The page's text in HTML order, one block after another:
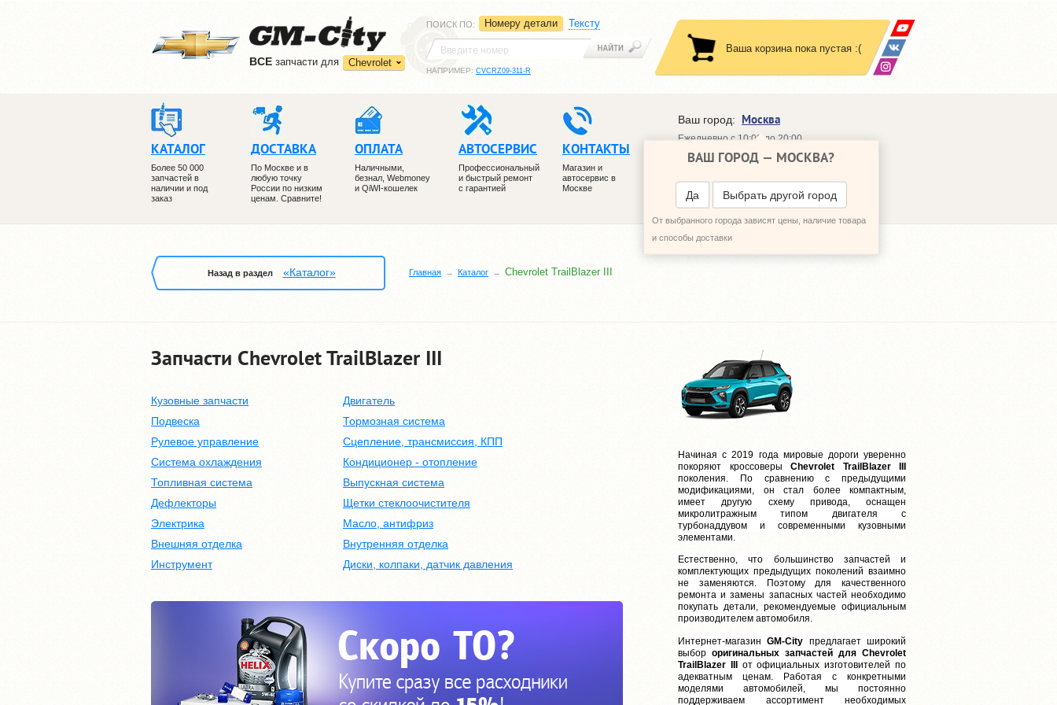
ВCE запчасти для Chevrolet
ПОИСК ПО: Номеру детали Тексту
НАПРИМЕР: CVCRZ09-311-R
Ваша корзина пока пустая :(
КАТАЛОГ
Более 50 000
запчастей в
наличии и под
заказ
ДОСТАВКА
По Москве и в
любую точку
России по низким
ценам. Сравните!
ОПЛАТА
Наличными,
безнал, Webmoney
и QiWI-кошелек
АВТОСЕРВИС
Профессиональный
и быстрый ремонт
с гарантией
КОНТАКТЫ
Магазин и
автосервис в
Москве
Ваш город: Москва
ВАШ ГОРОД — МОСКВА?
Да Выбрать другой город
От выбранного города зависят цены, наличие товара
и способы доставки
Ежедневно с 10:00 до 20:00
+7 (495) 648-64-30
ПЕРЕЗВОНИТЬ МНЕ
Назад в раздел «Каталог» Главная Каталог Chevrolet TrailBlazer III
Запчасти Chevrolet TrailBlazer III
Кузовные запчасти
Двигатель
Подвеска
Тормозная система
Рулевое управление
Сцепление, трансмиссия, КПП
Система охлаждения
Кондиционер - отопление
Топливная система
Выпускная система
Дефлекторы
Щетки стеклоочистителя
Электрика
Масло, антифриз
Внешняя отделка
Внутренняя отделка
Инструмент
Диски, колпаки, датчик давления
Начиная с 2019 года мировые дороги уверенно
покоряют кроссоверы Chevrolet TrailBlazer III
поколения. По сравнению с предыдущими
модификациями, он стал более компактным,
имеет другую схему привода, оснащен
микролитражным типом двигателя с
турбонаддувом и современными кузовными
элементами.
Естественно, что большинство запчастей и
комплектующих предыдущих поколений взаимно
не заменяются. Поэтому для качественного
ремонта и замены запасных частей необходимо
покупать детали, рекомендуемые официальным
производителем автомобиля.
Интернет-магазин GM-City предлагает широкий
выбор оригинальных запчастей для Chevrolet
TrailBlazer IIIот официальных изготовителей по
адекватным ценам. Работая с конкретными
моделями автомобилей, мы постоянно
поддерживаем ассортимент необходимых